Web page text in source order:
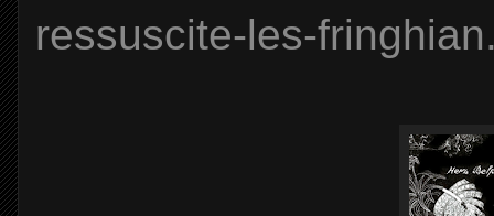
ressuscite-les-